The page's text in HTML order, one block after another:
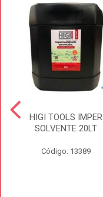
HIGI TOOLS IMPER
SOLVENTE 20LT
Código: 13389